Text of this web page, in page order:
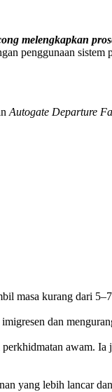
melengkapkan
penggunaan
Autogate Departure
masa kurang dari
dan
awam.
yang lebih lancar